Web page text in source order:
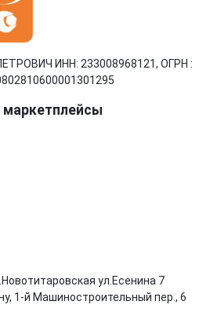
ИНН: 233008968121, ОГРН :
ул.Есенина 7
1-й Машиностроительный пер., 6